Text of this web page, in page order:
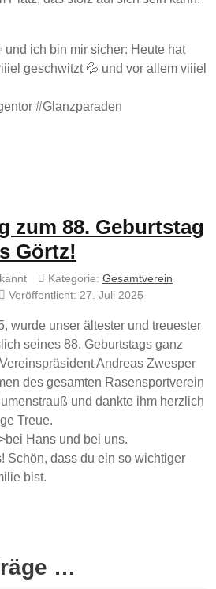
und ich bin mir sicher: Heute hat
geschwitzt 💦 und vor allem viiiel
#Glanzparaden
zum 88. Geburtstag
Görtz!
Kategorie: Gesamtverein
Veröffentlicht: 27. Juli 2025
wurde unser ältester und treuester
seines 88. Geburtstags ganz
Andreas Zwesper
des gesamten Rasensportverein
und dankte ihm herzlich
Treue.
Hans und bei uns.
Schön, dass du ein so wichtiger
bist.
…